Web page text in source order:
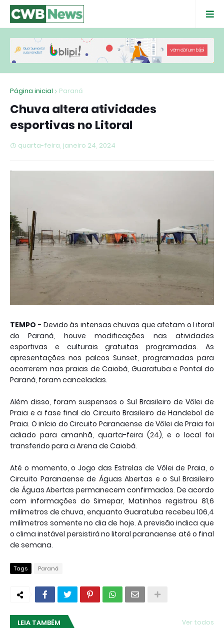
Página inicial Paraná
Chuva altera atividades
esportivas no Litoral
quarta-feira, janeiro 24, 2024
TEMPO - Devido às intensas chuvas que afetam o Litoral
do Paraná, houve modificações nas atividades
esportivas e culturais gratuitas programadas. As
apresentações nos palcos Sunset, programadas para
ocorrerem nas praias de Caiobá, Guaratuba e Pontal do
Paraná, foram canceladas.
Além disso, foram suspensos o Sul Brasileiro de Vôlei de
Praia e a fase final do Circuito Brasileiro de Handebol de
Praia. O início do Circuito Paranaense de Vôlei de Praia foi
adiado para amanhã, quarta-feira (24), e o local foi
transferido para a Arena de Caiobá.
Até o momento, o Jogo das Estrelas de Vôlei de Praia, o
Circuito Paranaense de Águas Abertas e o Sul Brasileiro
de Águas Abertas permanecem confirmados. De acordo
com informações do Simepar, Matinhos registrou 81,6
milímetros de chuva, enquanto Guaratuba recebeu 106,4
milímetros somente no dia de hoje. A previsão indica que
o clima instável persistirá no litoral paranaense até o final
de semana.
Tags Paraná
LEIA TAMBÉM Ver todos